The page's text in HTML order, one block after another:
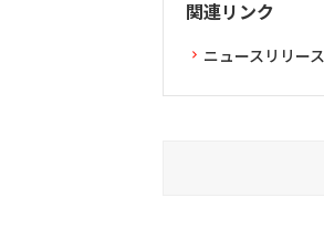
関連リンク
ニュースリリース